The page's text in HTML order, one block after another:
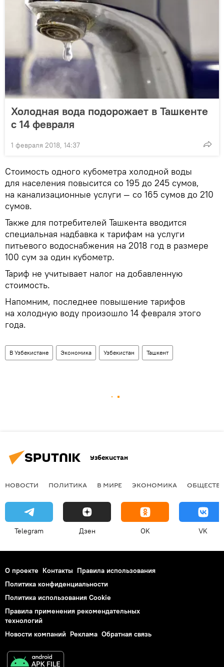
Холодная вода подорожает в Ташкенте
с 14 февраля
1 февраля 2018, 14:37
Стоимость одного кубометра холодной воды
для населения повысится со 195 до 245 сумов,
на канализационные услуги — со 165 сумов до 210
сумов.
Также для потребителей Ташкента вводится
специальная надбавка к тарифам на услуги
питьевого водоснабжения на 2018 год в размере
100 сум за один кубометр.
Тариф не учитывает налог на добавленную
стоимость.
Напомним, последнее повышение тарифов
на холодную воду произошло 14 февраля этого
года.
В Узбекистане Экономика Узбекистан Ташкент
Узбекистан
НОВОСТИ ПОЛИТИКА В МИРЕ ЭКОНОМИКА
Telegram Дзен OK VK
О проекте Контакты Правила использования
Политика конфиденциальности
Политика использования Cookie
Правила применения рекомендательных
технологий
Новости компаний Реклама Обратная связь